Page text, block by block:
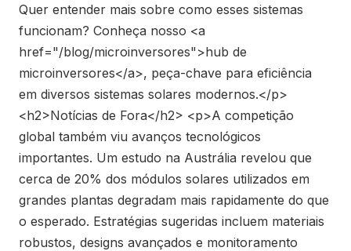
Quer entender mais sobre como esses sistemas
funcionam? Conheça nosso <a
href="/blog/microinversores">hub de
microinversores</a>, peça-chave para eficiência
em diversos sistemas solares modernos.</p>
<h2>Notícias de Fora</h2> <p>A competição
global também viu avanços tecnológicos
importantes. Um estudo na Austrália revelou que
cerca de 20% dos módulos solares utilizados em
grandes plantas degradam mais rapidamente do que
o esperado. Estratégias sugeridas incluem materiais
robustos, designs avançados e monitoramento